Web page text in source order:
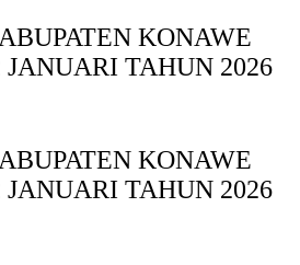
KONAWE
TAHUN 2026
KONAWE
TAHUN 2026